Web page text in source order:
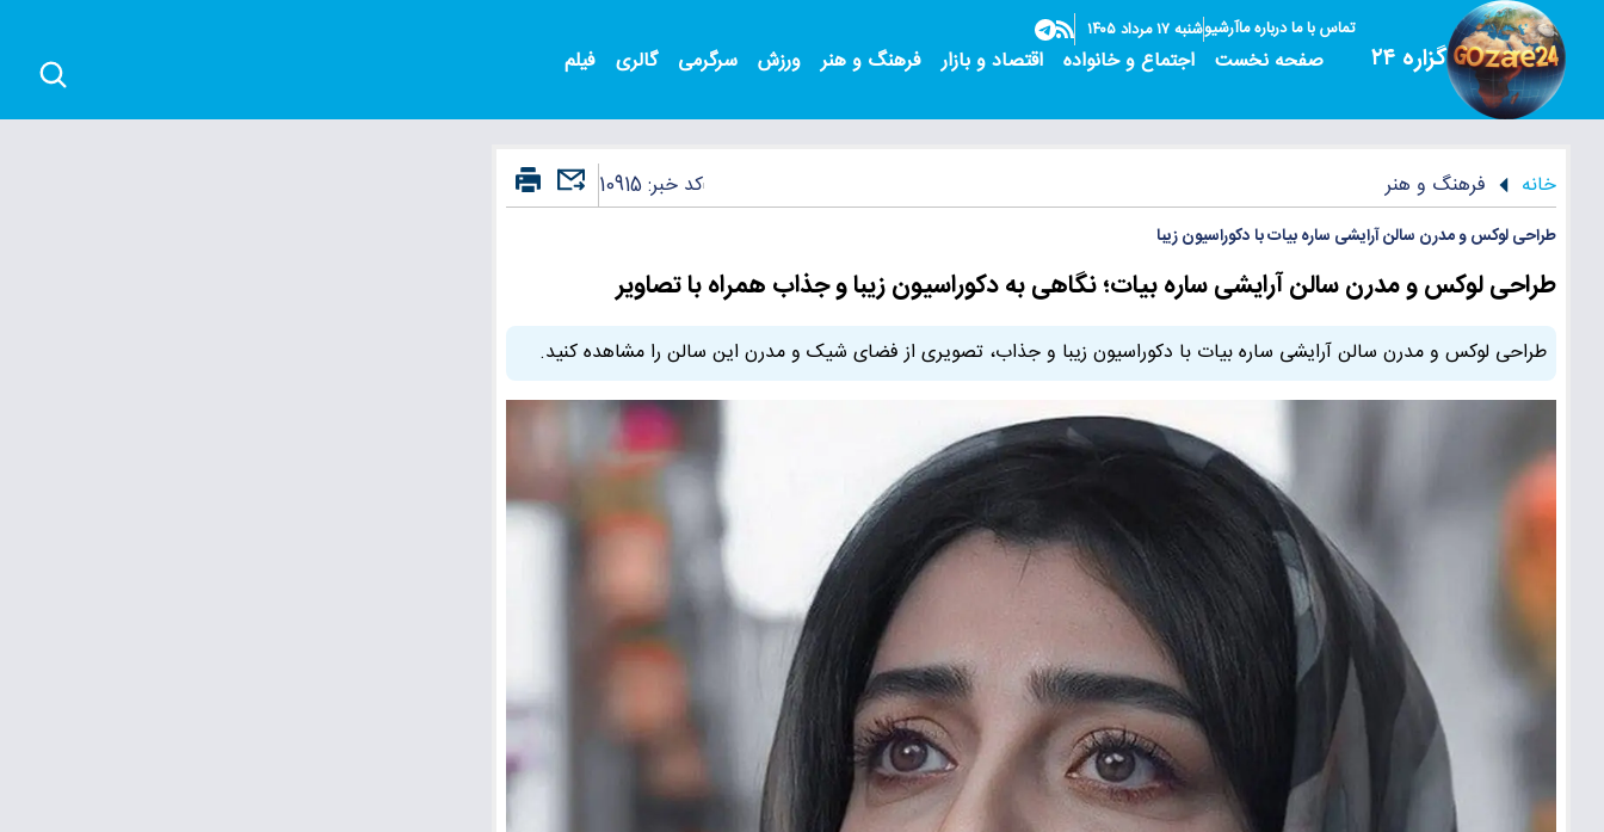
گزاره ۲۴
تماس با مادرباره ماآرشیوشنبه ۱۷ مرداد ۱۴۰۵
صفحه نخست اجتماع و خانواده اقتصاد و بازار فرهنگ و هنر ورزش سرگرمی گالری فیلم
خانه فرهنگ و هنر کد خبر:10915
طراحی لوکس و مدرن سالن آرایشی ساره بیات با دکوراسیون زیبا
طراحی لوکس و مدرن سالن آرایشی ساره بیات؛ نگاهی به دکوراسیون زیبا و جذاب همراه با تصاویر
طراحی لوکس و مدرن سالن آرایشی ساره بیات با دکوراسیون زیبا و جذاب، تصویری از فضای شیک و مدرن این سالن را مشاهده کنید.